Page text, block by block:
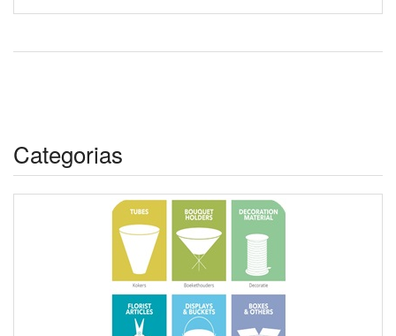
Categorias